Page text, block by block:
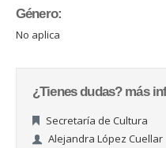
Género:
No aplica
¿Tienes dudas? más
Secretaría de Cultura
Alejandra López Cuellar